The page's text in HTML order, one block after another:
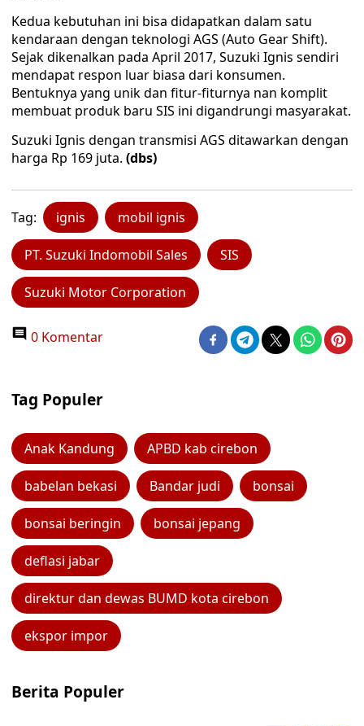
Kedua kebutuhan ini bisa didapatkan dalam satu
kendaraan dengan teknologi AGS (Auto Gear Shift).
Sejak dikenalkan pada April 2017, Suzuki Ignis sendiri
mendapat respon luar biasa dari konsumen.
Bentuknya yang unik dan fitur-fiturnya nan komplit
membuat produk baru SIS ini digandrungi masyarakat.
Suzuki Ignis dengan transmisi AGS ditawarkan dengan
harga Rp 169 juta. (dbs)
Tag: ignis mobil ignis
PT. Suzuki Indomobil Sales SIS
Suzuki Motor Corporation
0 Komentar
Tag Populer
Anak Kandung APBD kab cirebon
babelan bekasi Bandar judi bonsai
bonsai beringin bonsai jepang
deflasi jabar
direktur dan dewas BUMD kota cirebon
ekspor impor
Berita Populer